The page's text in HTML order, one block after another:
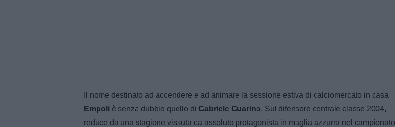
Il nome destinato ad accendere e ad animare la sessione estiva di calciomercato in casa
Empoli è senza dubbio quello di Gabriele Guarino. Sul difensore centrale classe 2004,
reduce da una stagione vissuta da assoluto protagonista in maglia azzurra nel campionato